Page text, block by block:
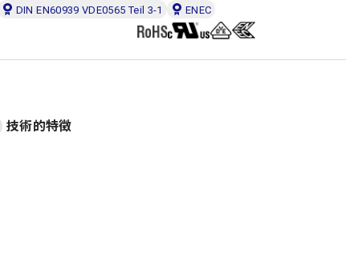
DIN EN60939 VDE0565 Teil 3-1 ENEC
技術的特徴